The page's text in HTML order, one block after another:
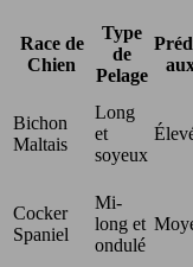
Race de
Chien
Type
de
Pelage
Bichon
Maltais
Long
et
soyeux
Cocker
Spaniel
Mi-
long et
ondulé